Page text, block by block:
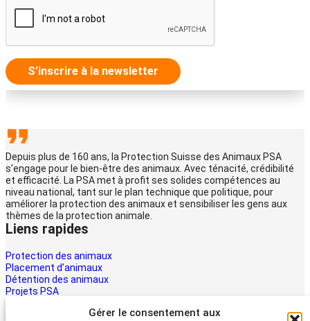
Gérer le consentement aux
S’inscrire à la newsletter
Depuis plus de 160 ans, la Protection Suisse des Animaux PSA
s’engage pour le bien-être des animaux. Avec ténacité, crédibilité
et efficacité. La PSA met à profit ses solides compétences au
niveau national, tant sur le plan technique que politique, pour
améliorer la protection des animaux et sensibiliser les gens aux
thèmes de la protection animale.
Liens rapides
Protection des animaux
Placement d’animaux
Détention des animaux
Projets PSA